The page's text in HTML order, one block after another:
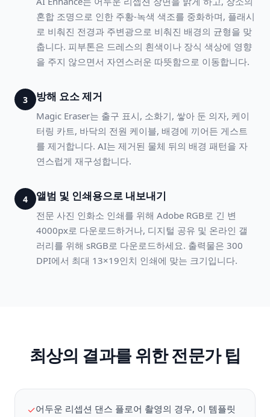
혼합 조명으로 인한 주황-녹색 색조를 중화하며, 플래시
로 비춰진 전경과 주변광으로 비춰진 배경의 균형을 맞
춥니다. 피부톤은 드레스의 흰색이나 장식 색상에 영향
을 주지 않으면서 자연스러운 따뜻함으로 이동합니다.
3 방해 요소 제거
Magic Eraser는 출구 표시, 소화기, 쌓아 둔 의자, 케이
터링 카트, 바닥의 전원 케이블, 배경에 끼어든 게스트
를 제거합니다. AI는 제거된 물체 뒤의 배경 패턴을 자
연스럽게 재구성합니다.
4 앨범 및 인쇄용으로 내보내기
전문 사진 인화소 인쇄를 위해 Adobe RGB로 긴 변
4000px로 다운로드하거나, 디지털 공유 및 온라인 갤
러리를 위해 sRGB로 다운로드하세요. 출력물은 300
DPI에서 최대 13×19인치 인쇄에 맞는 크기입니다.
최상의 결과를 위한 전문가 팁
✓어두운 리셉션 댄스 플로어 촬영의 경우, 이 템플릿